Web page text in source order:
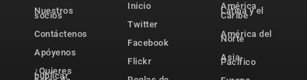
Nuestros
socios
Contáctenos
Apóyenos
¿Quieres
publicar
Inicio
Twitter
Facebook
Flickr
América
Latina y el
Caribe
América del
Norte
Asia-
Pacífico